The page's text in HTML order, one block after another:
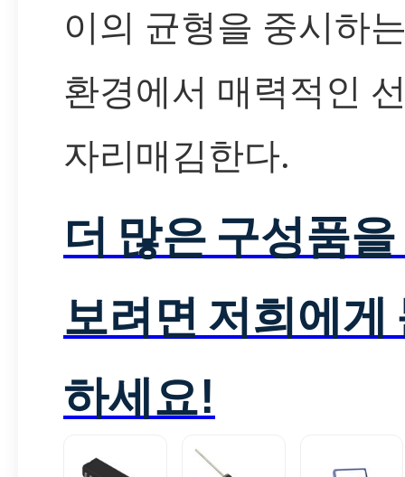
이의 균형을 중시하
환경에서 매력적인
자리매김한다.
더 많은 구성품
보려면 저희에게
하세요!